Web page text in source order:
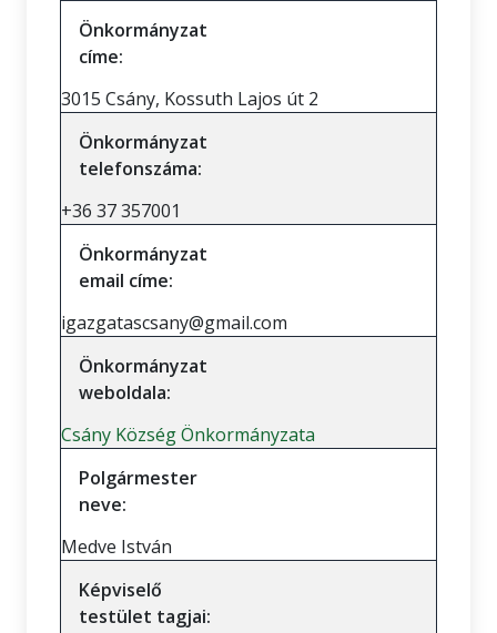
Önkormányzat
címe:
3015 Csány, Kossuth Lajos út 2
Önkormányzat
telefonszáma:
+36 37 357001
Önkormányzat
email címe:
igazgatascsany@gmail.com
Önkormányzat
weboldala:
Csány Község Önkormányzata
Polgármester
neve:
Medve István
Képviselő
testület tagjai: